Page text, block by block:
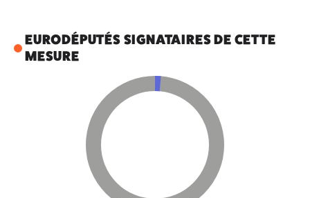
EURODÉPUTÉS SIGNATAIRES DE CETTE
MESURE